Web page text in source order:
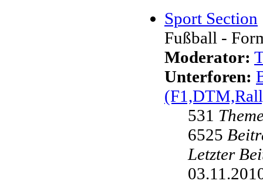
Sport Section
Fußball -
Moderator:
Unterforen:
531
6525
Letzter